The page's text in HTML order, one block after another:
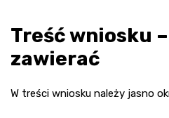
Treść wniosku
zawierać
W treści wniosku należy jasno